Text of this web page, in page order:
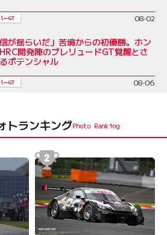
ーGT 08-02
信が揺らいだ」苦境からの初優勝。ホン
開発陣のプレリュードGT覚醒とさ
ポテンシャル
ーGT 08-06
トランキング